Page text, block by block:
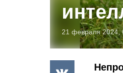
21 февраля 2024,